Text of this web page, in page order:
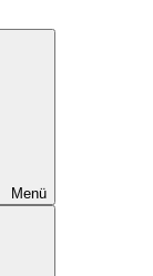
Menü